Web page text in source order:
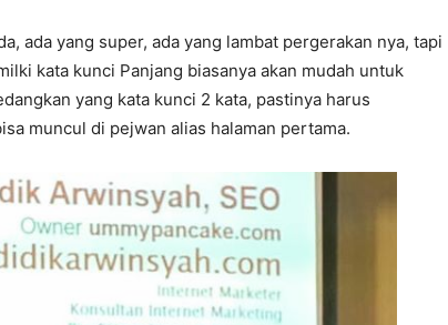
ada yang super, ada yang lambat pergerakan nya, tapi
kata kunci Panjang biasanya akan mudah untuk
yang kata kunci 2 kata, pastinya harus
muncul di pejwan alias halaman pertama.